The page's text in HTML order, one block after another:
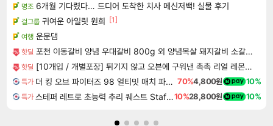
명조 6개월 기다렸다… 드디어 도착한 치사 메신저백! 실물 후기
걸그룹 귀여운 아일릿 원희 [1]
여행 운문댐
핫딜 포천 이동갈비 양념 우대갈비 800g 외 양념목살 돼지갈비 소갈비 모음전
핫딜 [10개입 / 개별포장] 튀기지 않고 오븐에 구워낸 촉촉 리얼 레몬케이크 ( 1박스 10개입 / 개별포장)
특가 더 킹 오브 파이터즈 98 얼티밋 매치 파이널 에디션 THE KING OF FIGHTERS 98 ULTIMATE MATCH FINAL EDITION 70%4,800원 10%
특가 스테퍼 레트로 초능력 추리 퀘스트 Staffer Retro A Supernatural Mystery Quest10%28,800원 10%